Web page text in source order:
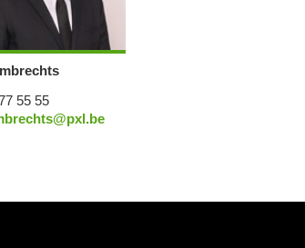
55 55